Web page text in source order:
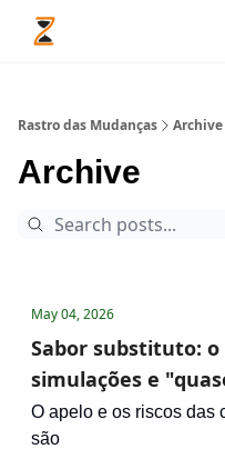
Rastro das Mudanças Archive
Archive
May 04, 2026
Sabor substituto:
simulações e
O apelo e os riscos das
são